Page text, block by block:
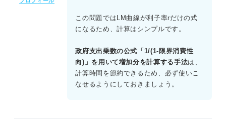
Y^*=125となる。政府支出乗数は1/(1-0.6)=2.5であるた
め、政府支出を20増やすと国内総生産は20×2.5=50増加す
る。貨幣供給量が10増えてM=70になると、80-100r=70よ
総生産はY=225-500×0.1=175となる。
この問題ではLM曲線が利子率rだけの式
になるため、計算はシンプルです。
政府支出乗数の公式「1/(1-限界消費性
向)」を用いて増加分を計算する手法は、
計算時間を節約できるため、必ず使いこ
なせるようにしておきましょう。